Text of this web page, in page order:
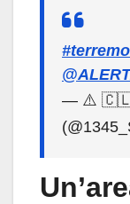
— ⚠️ 🇨🇱